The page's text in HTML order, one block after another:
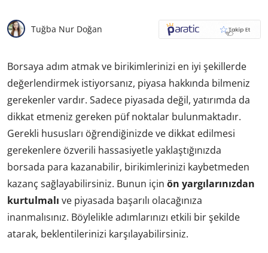
Tuğba Nur Doğan
Borsaya adım atmak ve birikimlerinizi en iyi şekillerde
değerlendirmek istiyorsanız, piyasa hakkında bilmeniz
gerekenler vardır. Sadece piyasada değil, yatırımda da
dikkat etmeniz gereken püf noktalar bulunmaktadır.
Gerekli hususları öğrendiğinizde ve dikkat edilmesi
gerekenlere özverili hassasiyetle yaklaştığınızda
borsada para kazanabilir, birikimlerinizi kaybetmeden
kazanç sağlayabilirsiniz. Bunun için ön yargılarınızdan
kurtulmalı ve piyasada başarılı olacağınıza
inanmalısınız. Böylelikle adımlarınızı etkili bir şekilde
atarak, beklentilerinizi karşılayabilirsiniz.